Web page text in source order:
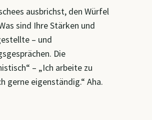
ausbrichst, den Würfel
sind Ihre Stärken und
– und
Die
– „Ich arbeite zu
gerne eigenständig.“ Aha.